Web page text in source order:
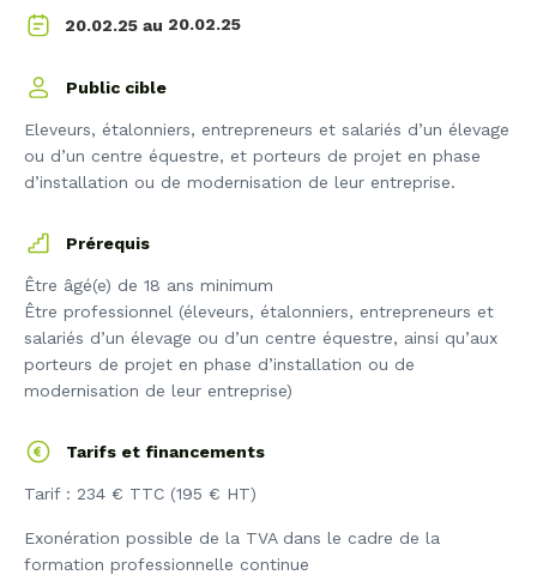
20.02.25 au 20.02.25
Public cible
Eleveurs, étalonniers, entrepreneurs et salariés d’un élevage
ou d’un centre équestre, et porteurs de projet en phase
d’installation ou de modernisation de leur entreprise.
Prérequis
Être âgé(e) de 18 ans minimum
Être professionnel (éleveurs, étalonniers, entrepreneurs et
salariés d’un élevage ou d’un centre équestre, ainsi qu’aux
porteurs de projet en phase d’installation ou de
modernisation de leur entreprise)
Tarifs et financements
Tarif : 234 € TTC (195 € HT)
Exonération possible de la TVA dans le cadre de la
formation professionnelle continue